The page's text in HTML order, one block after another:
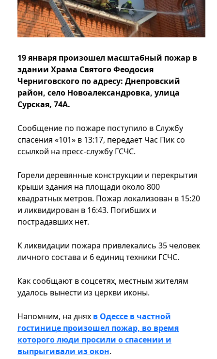
19 января произошел масштабный пожар в
здании Храма Святого Феодосия
Черниговского по адресу: Днепровский
район, село Новоалександровка, улица
Сурская, 74А.
Сообщение по пожаре поступило в Службу
спасения «101» в 13:17, передает Час Пик со
ссылкой на пресс-службу ГСЧС.
Горели деревянные конструкции и перекрытия
крыши здания на площади около 800
квадратных метров. Пожар локализован в 15:20
и ликвидирован в 16:43. Погибших и
пострадавших нет.
К ликвидации пожара привлекались 35 человек
личного состава и 6 единиц техники ГСЧС.
Как сообщают в соцсетях, местным жителям
удалось вынести из церкви иконы.
Напомним, на днях в Одессе в частной
гостинице произошел пожар, во время
которого люди просили о спасении и
выпрыгивали из окон.